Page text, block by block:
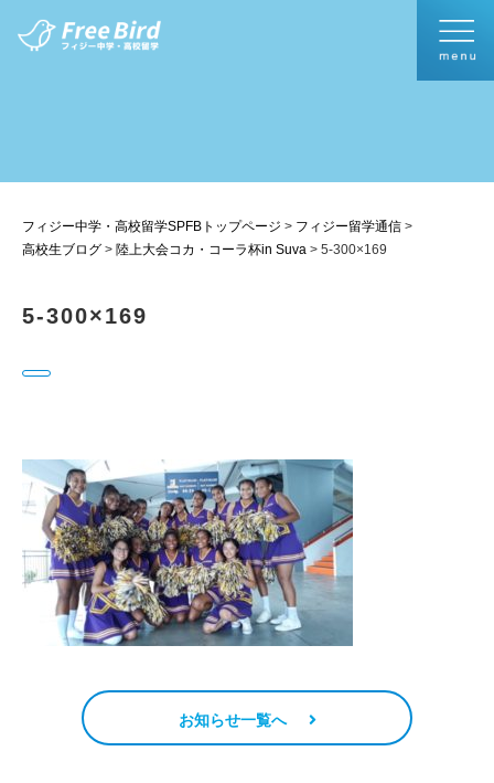
フィジー中学・高校留学SPFBトップページ > フィジー留学通信 >
高校生ブログ > 陸上大会コカ・コーラ杯in Suva > 5-300×169
5-300×169
お知らせ一覧へ